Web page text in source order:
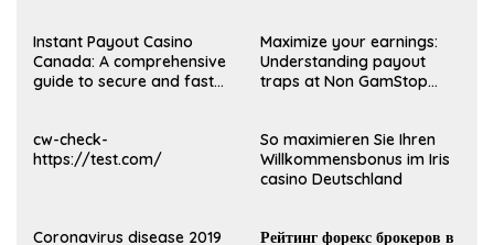
Instant Payout Casino
Canada: A comprehensive
guide to secure and fast
Maximize your earnings:
Understanding payout
traps at Non GamStop
cw-check-
https://test.com/
So maximieren Sie Ihren
Willkommensbonus im Iris
casino Deutschland
Coronavirus disease 2019
Рейтинг форекс брокеров в